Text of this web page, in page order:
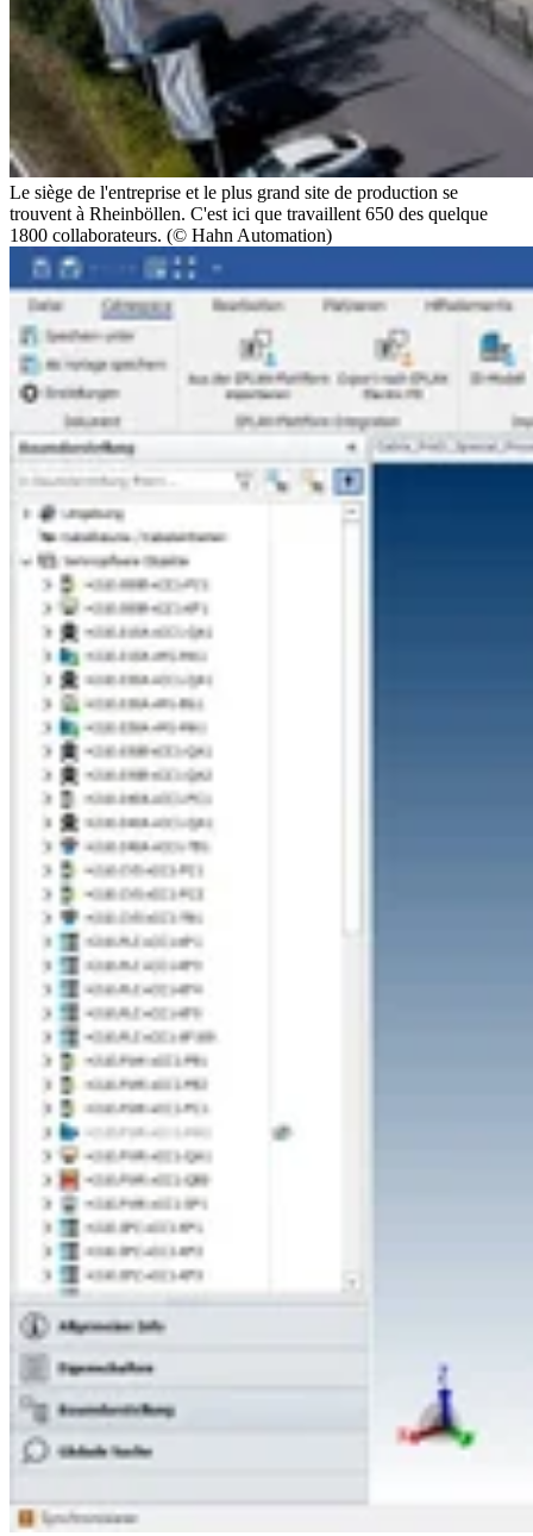
Le siège de l'entreprise et le plus grand site de production se
trouvent à Rheinböllen. C'est ici que travaillent 650 des quelque
1800 collaborateurs. (© Hahn Automation)